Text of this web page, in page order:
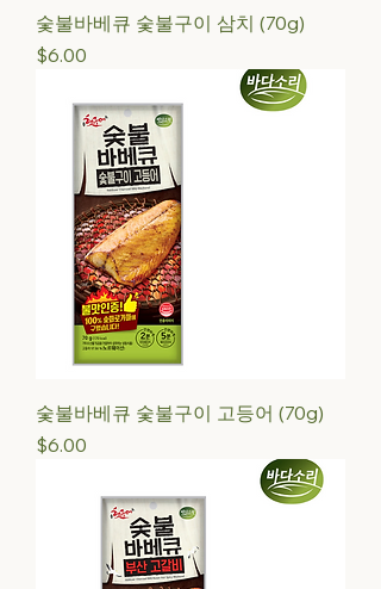
숯불바베큐 숯불구이 삼치 (70g)
Price
$6.00
숯불바베큐 숯불구이 고등어 (70g)
Price
$6.00